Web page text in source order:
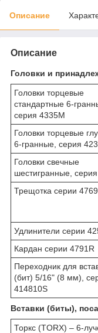
Описание
Описание
Головки и
Головки торцевые
стандартные 6-
серия 4335M
Головки торцевые
6-гранные, серия
Головки свечные
шестигранные,
Трещотка серии
Удлинители серии
Кардан серии 4791R
Переходник для
(бит) 5/16" (8 мм),
414810S
Вставки (биты),
Торкс (TORX) – 6-